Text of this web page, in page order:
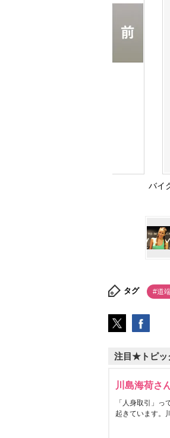
バイ
タグ #道
注目★トピッ
川島海荷さ
「人身取引」
起きています。